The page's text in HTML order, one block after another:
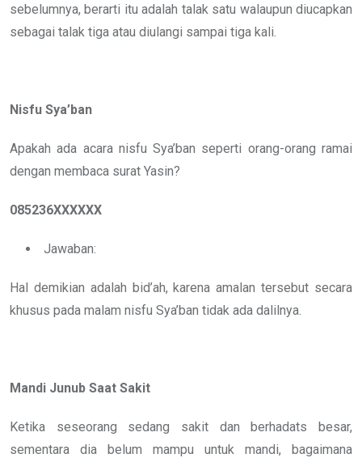
sebelumnya, berarti itu adalah talak satu walaupun diucapkan
sebagai talak tiga atau diulangi sampai tiga kali.
Nisfu Sya’ban
Apakah ada acara nisfu Sya’ban seperti orang-orang ramai
dengan membaca surat Yasin?
085236XXXXXX
Jawaban:
Hal demikian adalah bid’ah, karena amalan tersebut secara
khusus pada malam nisfu Sya’ban tidak ada dalilnya.
Mandi Junub Saat Sakit
Ketika seseorang sedang sakit dan berhadats besar,
sementara dia belum mampu untuk mandi, bagaimana